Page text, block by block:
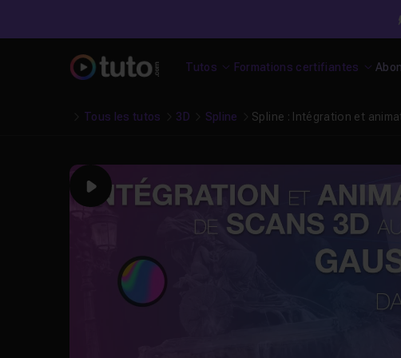
Tutos Formations certifiantes
Tous les tutos 3D Spline Spline : Intégration et
Play